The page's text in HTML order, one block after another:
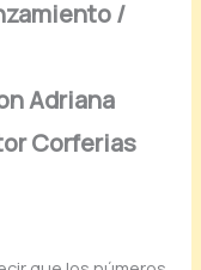
/
Adriana
Corferias